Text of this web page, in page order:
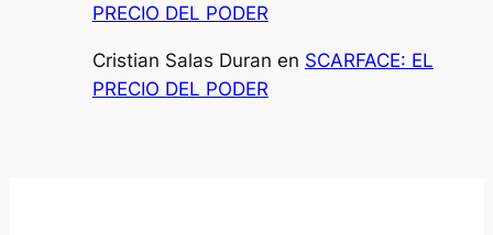
PRECIO DEL PODER
Cristian Salas Duran en SCARFACE: EL
PRECIO DEL PODER